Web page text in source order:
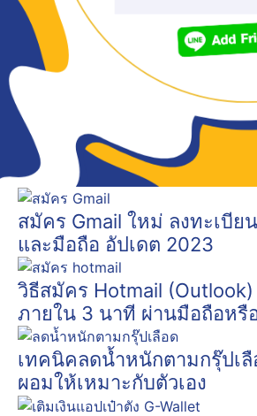
สมัคร Gmail ใหม่ ลงทะเบีย
และมือถือ อัปเดต 2023
วิธีสมัคร Hotmail
ภายใน 3 นาที ผ่านมือถือหรื
เทคนิคลดน้ำหนักตามกรุ๊ปเลื
ผอมให้เหมาะกับตัวเอง